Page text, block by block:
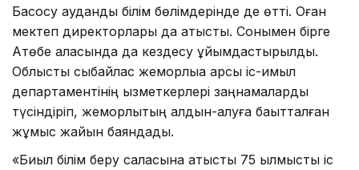
Басқосу аудандық білім бөлімдерінде де өтті. Оған
мектеп директорлары да қатысты. Сонымен бірге
Ақтөбе қаласында да кездесу ұйымдастырылды.
Облыстық сыбайлас жемқорлыққа қарсы іс-қимыл
департаментінің қызметкерлері заңнамаларды
түсіндіріп, жемқорлықтың алдын-алуға бақытталған
жұмыс жайын баяндады.
«Биыл білім беру саласына қатысты 75 қылмыстық іс